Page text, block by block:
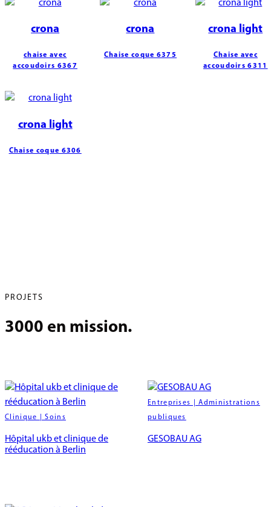
crona
chaise avec
accoudoirs 6367
crona
Chaise coque 6375
crona light
Chaise avec
accoudoirs 6311
crona light
Chaise coque 6306
PROJETS
3000 en mission.
Clinique | Soins
Hôpital ukb et clinique de
rééducation à Berlin
Entreprises | Administrations
publiques
GESOBAU AG